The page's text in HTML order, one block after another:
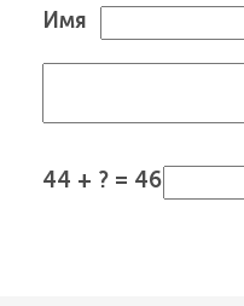
Имя
44 + ? = 46